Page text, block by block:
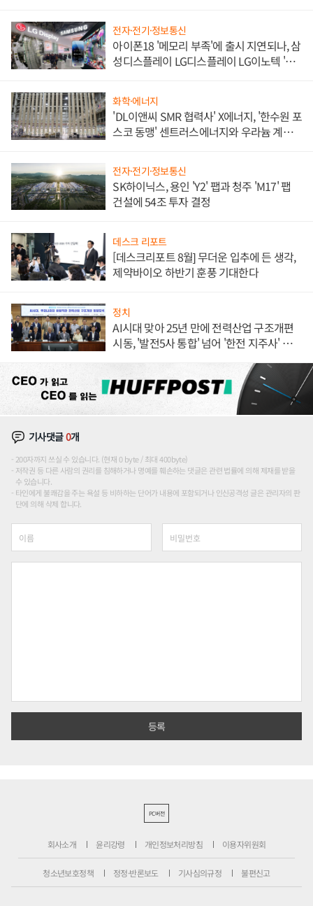
전자·전기·정보통신
아이폰18 '메모리 부족'에 출시 지연되나, 삼
성디스플레이 LG디스플레이 LG이노텍 '탈
화학·에너지
'DL이앤씨 SMR 협력사' X에너지, '한수원 포
스코 동맹' 센트러스에너지와 우라늄 계약
전자·전기·정보통신
SK하이닉스, 용인 'Y2' 팹과 청주 'M17' 팹
건설에 54조 투자 결정
데스크 리포트
[데스크리포트 8월] 무더운 입추에 든 생각,
제약바이오 하반기 훈풍 기대한다
정치
AI시대 맞아 25년 만에 전력산업 구조개편
시동, '발전5사 통합' 넘어 '한전 지주사' 재편
기사댓글0개
200자까지 쓰실 수 있습니다. (현재 0 byte / 최대 400byte)
저작권 등 다른 사람의 권리를 침해하거나 명예를 훼손하는 댓글은 관련 법률에 의해 제재를 받을
수 있습니다.
타인에게 불쾌감을 주는 욕설 등 비하하는 단어가 내용에 포함되거나 인신공격성 글은 관리자의 판
단에 의해 삭제 합니다.
PC버전
회사소개 윤리강령 개인정보처리방침 이용자위원회
청소년보호정책 정정·반론보도 기사심의규정 불편신고